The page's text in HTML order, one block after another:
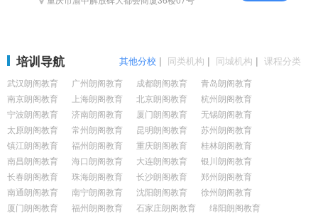
其他分校 | 同类机构 | 同城机构 | 课程分类
培训导航
武汉朗阁教育 广州朗阁教育 成都朗阁教育
青岛朗阁教育
南京朗阁教育
上海朗阁教育 北京朗阁教育
杭州朗阁教育
宁波朗阁教育
济南朗阁教育 厦门朗阁教育
无锡朗阁教育
太原朗阁教育
常州朗阁教育 昆明朗阁教育
苏州朗阁教育
镇江朗阁教育
福州朗阁教育 重庆朗阁教育
桂林朗阁教育
南昌朗阁教育
海口朗阁教育 大连朗阁教育
银川朗阁教育
长春朗阁教育
珠海朗阁教育 长沙朗阁教育
郑州朗阁教育
南通朗阁教育
南宁朗阁教育 沈阳朗阁教育
徐州朗阁教育
厦门朗阁教育
福州朗阁教育 石家庄朗阁教育
绵阳朗阁教育